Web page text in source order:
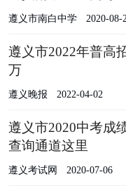
遵义市南白中学 2020-08-
遵义市2022年普高
万
遵义晚报 2022-04-02
遵义市2020中考成
查询通道这里
遵义考试网 2020-07-06